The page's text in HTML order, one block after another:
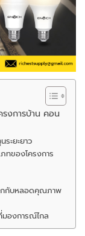
งการบ้าน คอน
ระยะยาว
ทของโครงการ
กกับหลอดคุณภาพ
มองการณ์ไกล